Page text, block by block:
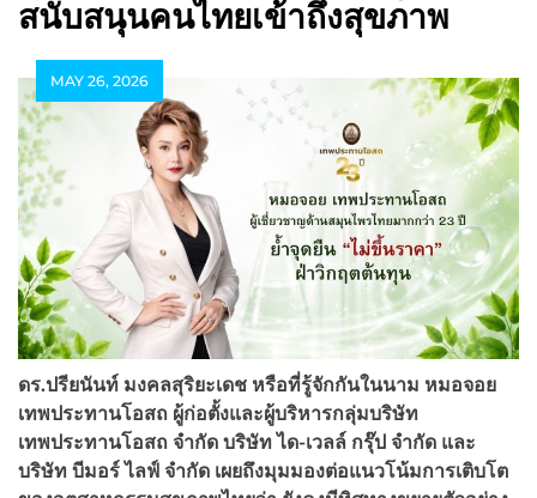
สนับสนุนคนไทยเข้าถึงสุขภาพ
MAY 26, 2026
ดร.ปรียนันท์ มงคลสุริยะเดช หรือที่รู้จักกันในนาม หมอจอย
เทพประทานโอสถ ผู้ก่อตั้งและผู้บริหารกลุ่มบริษัท
เทพประทานโอสถ จำกัด บริษัท ได-เวลล์ กรุ๊ป จำกัด และ
บริษัท บีมอร์ ไลฟ์ จำกัด เผยถึงมุมมองต่อแนวโน้มการเติบโต